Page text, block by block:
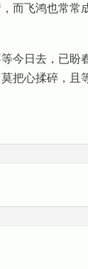
而飞鸿也常常
今日去，已盼
把心揉碎，且